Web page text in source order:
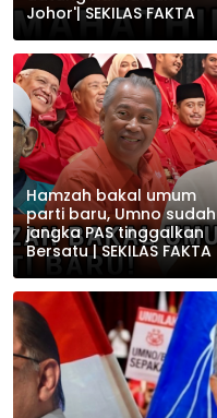
Johor'| SEKILAS FAKTA
Hamzah bakal umum
parti baru, Umno sudah
jangka PAS tinggalkan
Bersatu | SEKILAS FAKTA